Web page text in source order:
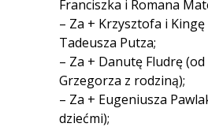
Franciszka i Romana
– Za + Krzysztofa i
Tadeusza Putza;
– Za + Danutę Fludrę
Grzegorza z rodziną);
– Za + Eugeniusza
dziećmi);